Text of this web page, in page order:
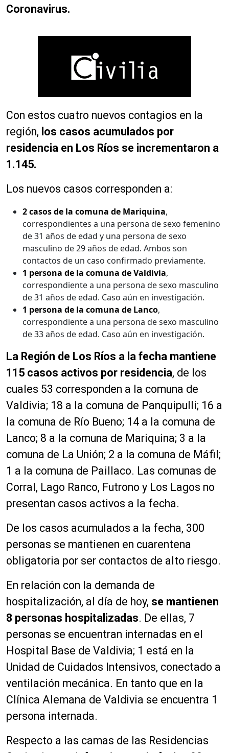
Coronavirus.
Con estos cuatro nuevos contagios en la
región, los casos acumulados por
residencia en Los Ríos se incrementaron a
1.145.
Los nuevos casos corresponden a:
2 casos de la comuna de Mariquina,
correspondientes a una persona de sexo femenino
de 31 años de edad y una persona de sexo
masculino de 29 años de edad. Ambos son
contactos de un caso confirmado previamente.
1 persona de la comuna de Valdivia,
correspondiente a una persona de sexo masculino
de 31 años de edad. Caso aún en investigación.
1 persona de la comuna de Lanco,
correspondiente a una persona de sexo masculino
de 33 años de edad. Caso aún en investigación.
La Región de Los Ríos a la fecha mantiene
115 casos activos por residencia, de los
cuales 53 corresponden a la comuna de
Valdivia; 18 a la comuna de Panquipulli; 16 a
la comuna de Río Bueno; 14 a la comuna de
Lanco; 8 a la comuna de Mariquina; 3 a la
comuna de La Unión; 2 a la comuna de Máfil;
1 a la comuna de Paillaco. Las comunas de
Corral, Lago Ranco, Futrono y Los Lagos no
presentan casos activos a la fecha.
De los casos acumulados a la fecha, 300
personas se mantienen en cuarentena
obligatoria por ser contactos de alto riesgo.
En relación con la demanda de
hospitalización, al día de hoy, se mantienen
8 personas hospitalizadas. De ellas, 7
personas se encuentran internadas en el
Hospital Base de Valdivia; 1 está en la
Unidad de Cuidados Intensivos, conectado a
ventilación mecánica. En tanto que en la
Clínica Alemana de Valdivia se encuentra 1
persona internada.
Respecto a las camas de las Residencias